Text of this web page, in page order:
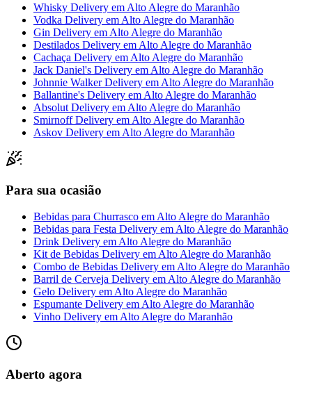
Whisky Delivery em Alto Alegre do Maranhão
Vodka Delivery em Alto Alegre do Maranhão
Gin Delivery em Alto Alegre do Maranhão
Destilados Delivery em Alto Alegre do Maranhão
Cachaça Delivery em Alto Alegre do Maranhão
Jack Daniel's Delivery em Alto Alegre do Maranhão
Johnnie Walker Delivery em Alto Alegre do Maranhão
Ballantine's Delivery em Alto Alegre do Maranhão
Absolut Delivery em Alto Alegre do Maranhão
Smirnoff Delivery em Alto Alegre do Maranhão
Askov Delivery em Alto Alegre do Maranhão
Para sua ocasião
Bebidas para Churrasco emAlto Alegre do Maranhão
Bebidas para Festa Delivery emAlto Alegre do Maranhão
Drink Delivery emAlto Alegre do Maranhão
Kit de Bebidas Delivery emAlto Alegre do Maranhão
Combo de Bebidas Delivery emAlto Alegre do Maranhão
Barril de Cerveja Delivery emAlto Alegre do Maranhão
Gelo Delivery emAlto Alegre do Maranhão
Espumante Delivery emAlto Alegre do Maranhão
Vinho Delivery emAlto Alegre do Maranhão
Aberto agora